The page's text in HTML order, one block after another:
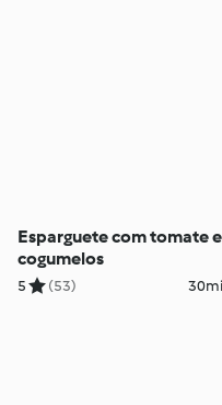
Esparguete com tomate e
cogumelos
5 (53)